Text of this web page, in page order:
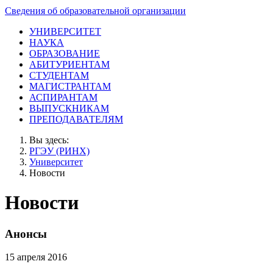
Сведения об образовательной организации
УНИВЕРСИТЕТ
НАУКА
ОБРАЗОВАНИЕ
АБИТУРИЕНТАМ
СТУДЕНТАМ
МАГИСТРАНТАМ
АСПИРАНТАМ
ВЫПУСКНИКАМ
ПРЕПОДАВАТЕЛЯМ
Вы здесь:
РГЭУ (РИНХ)
Университет
Новости
Новости
Анонсы
15 апреля 2016